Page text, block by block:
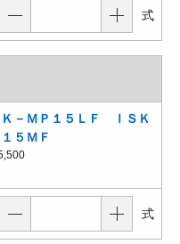
式
－ＭＰ１５ＬＦ ＩＳＫ
５ＭＦ
式